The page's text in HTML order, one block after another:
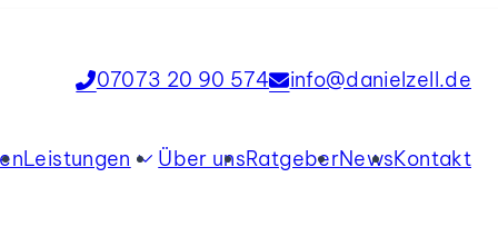
info@danielzell.de
07073 20 90 574
Leistungen
Über unsRatgeberNewsKontakt